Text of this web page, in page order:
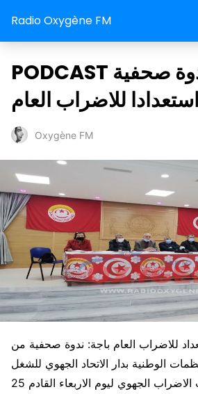
Radio Oxygène FM
PODCAST باجة: ندوة صحفية
استعدادا للاضراب العام
Oxygène FM
للاضراب العام باجة: ندوة صحفية من
الوطنية بدار الاتحاد الجهوي للشغل
بباجة لتقديم تراتيب الاضراب الجهوي ليوم الاربعاء القادم 25